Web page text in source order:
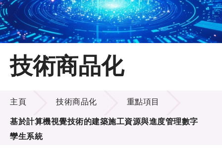
主頁
關於LSCM
技術商品化
服務
技術商品化
技術商品化
主頁 技術商品化 重點項目
基於計算機視覺技術的建築施工資源與進度管理數字
孿生系統